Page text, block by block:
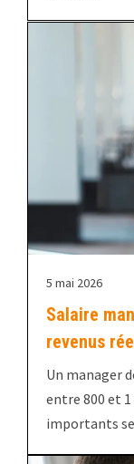
5 mai 2026
Salaire
revenus
Un manager
entre 800 et 1
importants